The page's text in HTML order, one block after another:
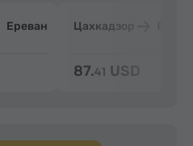
Ереван Цахкадзор
87.41 USD